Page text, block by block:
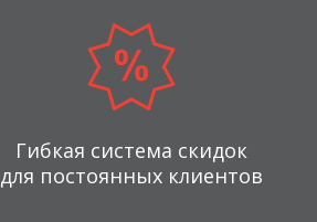
Гибкая система скидок
для постоянных клиентов